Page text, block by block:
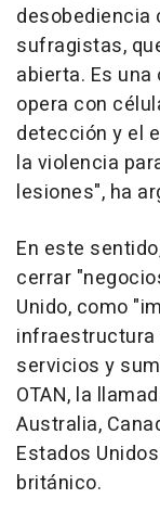
desobediencia
sufragistas,
abierta. Es
opera con
detección y el
la violencia
lesiones", ha
En este
cerrar
Unido, como
infraestructura
servicios y
OTAN, la
Australia,
Estados
británico.